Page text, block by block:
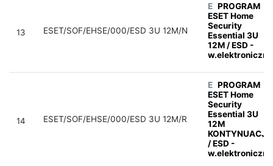
13 ESET/SOF/EHSE/000/ESD 3U 12M/N
E PROGRAM
ESET Home
Security
Essential 3U
12M / ESD -
w.elektroniczna
14 ESET/SOF/EHSE/000/ESD 3U 12M/R
E PROGRAM
ESET Home
Security
Essential 3U
12M
KONTYNUACJA
/ ESD -
w.elektroniczna